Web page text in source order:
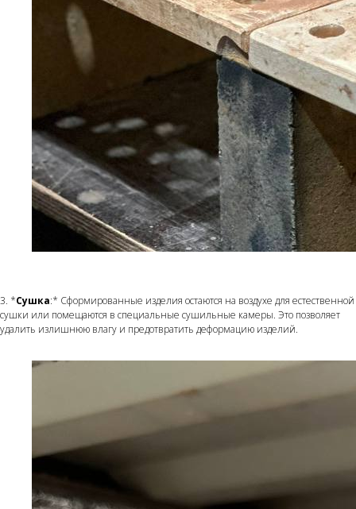
3. *Сушка:* Сформированные изделия остаются на воздухе для естественной
сушки или помещаются в специальные сушильные камеры. Это позволяет
удалить излишнюю влагу и предотвратить деформацию изделий.